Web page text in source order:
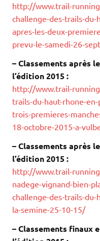
http://www.trail-
challenge-des-trails-
apres-les-deux-
prevu-le-samedi-26-
– Classements après
l’édition 2015 :
http://www.trail-
trails-du-haut-rhone-
trois-premieres-
18-octobre-2015-a-
– Classements après
l’édition 2015 :
http://www.trail-
nadege-vignand-bien-
challenge-des-trails-du-
la-semine-25-10-15/
– Classements finaux